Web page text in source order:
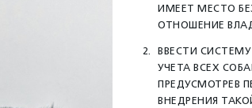
ИМЕЕТ МЕСТО
ОТНОШЕНИЕ
ВВЕСТИ
УЧЕТА ВСЕХ
ПРЕДУСМОТРЕВ
ВНЕДРЕНИЯ